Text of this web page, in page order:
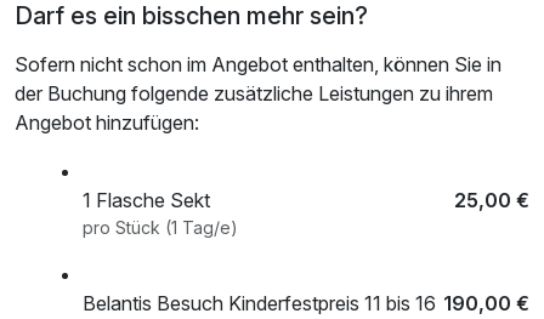
Darf es ein bisschen mehr sein?
Sofern nicht schon im Angebot enthalten, können Sie in
der Buchung folgende zusätzliche Leistungen zu ihrem
Angebot hinzufügen:
1 Flasche Sekt 25,00 €
pro Stück (1 Tag/e)
Belantis Besuch Kinderfestpreis 11 bis 16 190,00 €